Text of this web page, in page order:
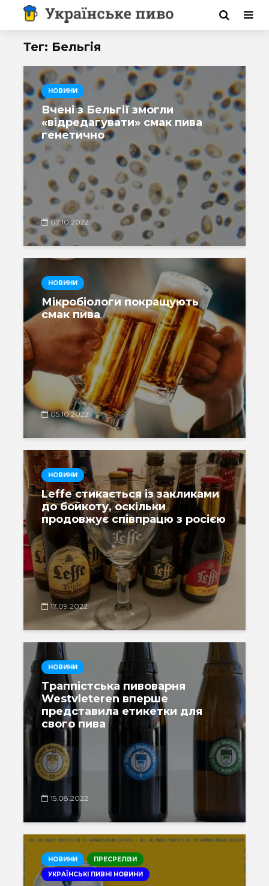
Тег: Бельгія
НОВИНИ
Вчені з Бельгії змогли
«відредагувати» смак пива
генетично
07.10.2022
НОВИНИ
Мікробіологи покращують
смак пива
05.10.2022
НОВИНИ
Leffe стикається із закликами
до бойкоту, оскільки
продовжує співпрацю з росією
17.09.2022
НОВИНИ
Траппістська пивоварня
Westvleteren вперше
представила етикетки для
свого пива
15.08.2022
НОВИНИ
ПРЕСРЕЛІЗИ
УКРАЇНСЬКІ ПИВНІ НОВИНИ